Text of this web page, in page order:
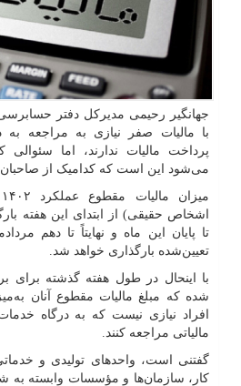
جهانگیر رحیمی مدیرکل دفتر حسابرسی
با مالیات صفر نیازی به مراجعه به
پرداخت مالیات ندارند، اما
می‌شود این است که کدامیک از صاحبان
اشخاص حقیقی) از ابتدای این هفته
تا پایان این ماه و نهایتاً تا دهم
تعیین‌شده بارگذاری خواهد شد.
با اینحال در طول هفته گذشته برای
شده که مبلغ مالیات مقطوع آنان
افراد نیازی نیست که به درگاه
مالیاتی مراجعه کنند.
کار، سازمان‌ها و مؤسسات وابسته به